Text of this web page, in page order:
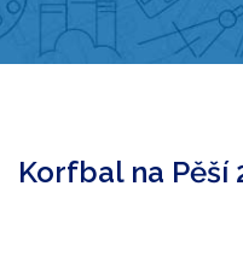
Korfbal na Pěší